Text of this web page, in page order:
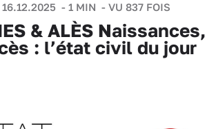
16.12.2025 - 1 MIN - VU 837 FOIS
& ALÈS Naissances,
: l’état civil du jour